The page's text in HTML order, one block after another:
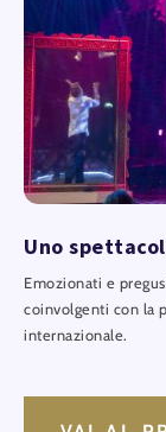
Uno
Emozionati e
coinvolgenti con la
internazionale.